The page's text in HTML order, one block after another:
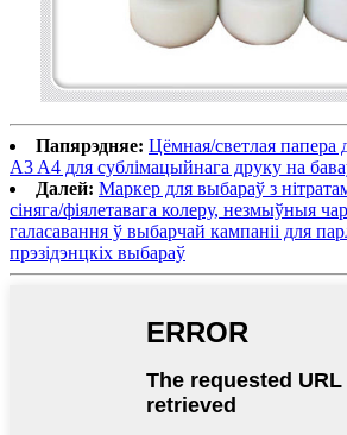
Папярэдняе: Цёмная/светлая папера
A3 A4 для сублімацыйнага друку на
Далей: Маркер для выбараў з
сіняга/фіялетавага колеру, незмыўныя
галасавання ў выбарчай кампаніі для
прэзідэнцкіх выбараў